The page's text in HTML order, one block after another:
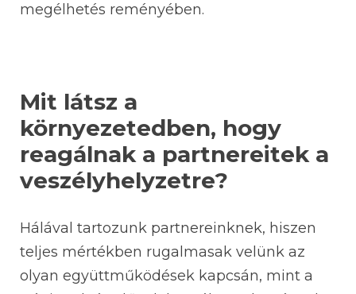
megélhetés reményében.
Mit látsz a
környezetedben, hogy
reagálnak a partnereitek a
veszélyhelyzetre?
Hálával tartozunk partnereinknek, hiszen
teljes mértékben rugalmasak velünk az
olyan együttműködések kapcsán, mint a